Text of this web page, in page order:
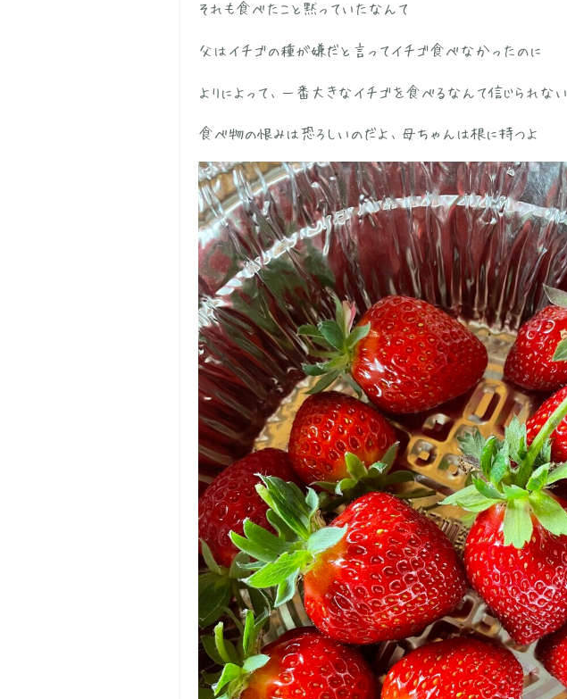
それも食べたこと黙っていたなんて
父はイチゴの種が嫌だと言ってイチゴ食べなかったのに
よりによって、一番大きなイチゴを食べるなんて信じられない
食べ物の恨みは恐ろしいのだよ、母ちゃんは根に持つよ